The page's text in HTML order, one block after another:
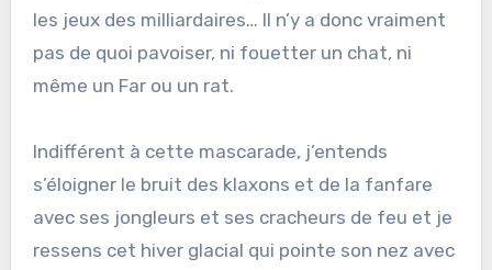
les jeux des milliardaires… Il n’y a donc vraiment
pas de quoi pavoiser, ni fouetter un chat, ni
même un Far ou un rat.
Indifférent à cette mascarade, j’entends
s’éloigner le bruit des klaxons et de la fanfare
avec ses jongleurs et ses cracheurs de feu et je
ressens cet hiver glacial qui pointe son nez avec